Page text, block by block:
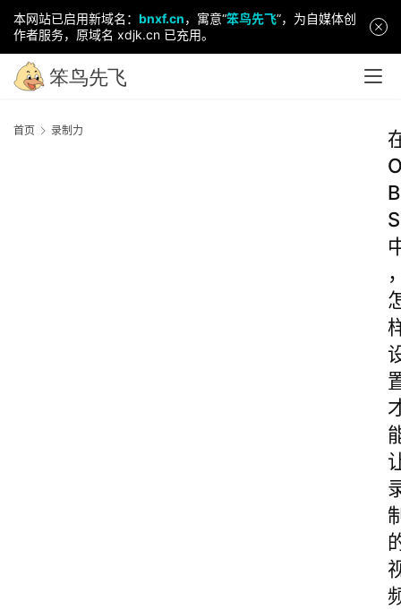
本网站已启用新域名： bnxf.cn，寓意“笨鸟先飞”，为自媒体创
作者服务，原域名 xdjk.cn 已充用。
首页 录制力
B
S